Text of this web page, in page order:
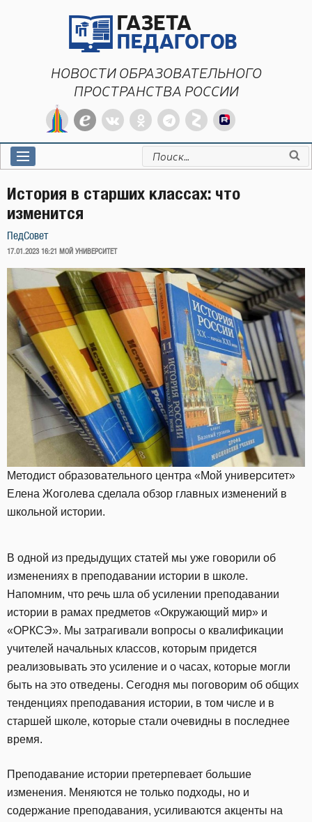
НОВОСТИ ОБРАЗОВАТЕЛЬНОГО
ПРОСТРАНСТВА РОССИИ
Искать:
История в старших классах: что
изменится
ПедСовет
ОПУБЛИКОВАНО
17.01.2023 16:21 МОЙ УНИВЕРСИТЕТ
Методист образовательного центра «Мой университет»
Елена Жоголева сделала обзор главных изменений в
школьной истории.
В одной из предыдущих статей мы уже говорили об
изменениях в преподавании истории в школе.
Напомним, что речь шла об усилении преподавании
истории в рамах предметов «Окружающий мир» и
«ОРКСЭ». Мы затрагивали вопросы о квалификации
учителей начальных классов, которым придется
реализовывать это усиление и о часах, которые могли
быть на это отведены. Сегодня мы поговорим об общих
тенденциях преподавания истории, в том числе и в
старшей школе, которые стали очевидны в последнее
время.
Преподавание истории претерпевает большие
изменения. Меняются не только подходы, но и
содержание преподавания, усиливаются акценты на